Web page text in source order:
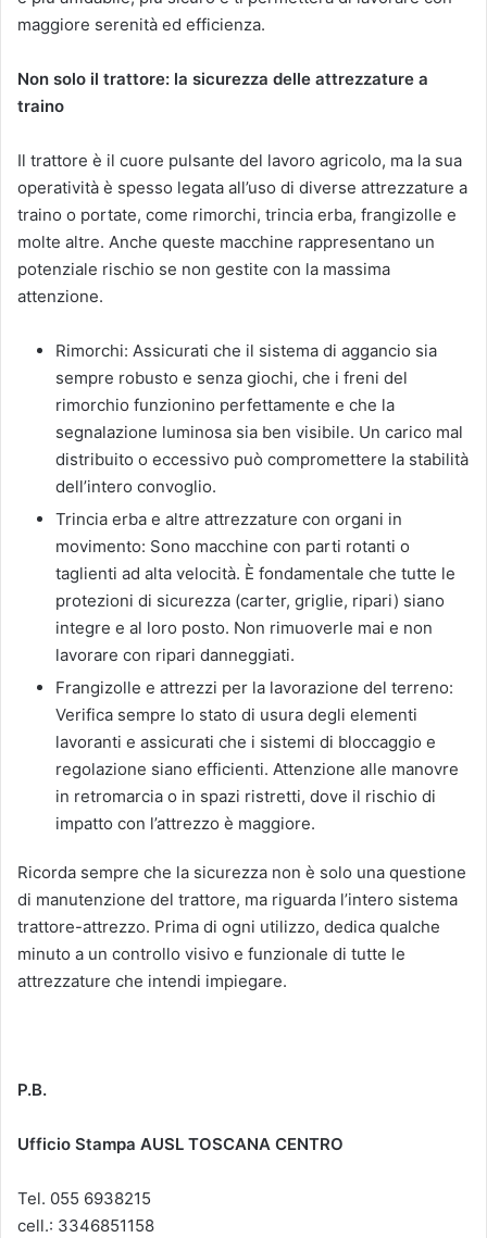
maggiore serenità ed efficienza.
Non solo il trattore: la sicurezza delle attrezzature a
traino
Il trattore è il cuore pulsante del lavoro agricolo, ma la sua
operatività è spesso legata all’uso di diverse attrezzature a
traino o portate, come rimorchi, trincia erba, frangizolle e
molte altre. Anche queste macchine rappresentano un
potenziale rischio se non gestite con la massima
attenzione.
Rimorchi: Assicurati che il sistema di aggancio sia
sempre robusto e senza giochi, che i freni del
rimorchio funzionino perfettamente e che la
segnalazione luminosa sia ben visibile. Un carico mal
distribuito o eccessivo può compromettere la stabilità
dell’intero convoglio.
Trincia erba e altre attrezzature con organi in
movimento: Sono macchine con parti rotanti o
taglienti ad alta velocità. È fondamentale che tutte le
protezioni di sicurezza (carter, griglie, ripari) siano
integre e al loro posto. Non rimuoverle mai e non
lavorare con ripari danneggiati.
Frangizolle e attrezzi per la lavorazione del terreno:
Verifica sempre lo stato di usura degli elementi
lavoranti e assicurati che i sistemi di bloccaggio e
regolazione siano efficienti. Attenzione alle manovre
in retromarcia o in spazi ristretti, dove il rischio di
impatto con l’attrezzo è maggiore.
Ricorda sempre che la sicurezza non è solo una questione
di manutenzione del trattore, ma riguarda l’intero sistema
trattore-attrezzo. Prima di ogni utilizzo, dedica qualche
minuto a un controllo visivo e funzionale di tutte le
attrezzature che intendi impiegare.
P.B.
Ufficio Stampa AUSL TOSCANA CENTRO
Tel. 055 6938215
cell.: 3346851158